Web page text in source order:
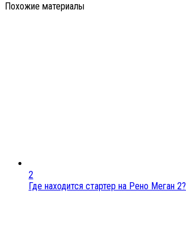
Похожие материалы
2
Где находится стартер на Рено Меган 2?